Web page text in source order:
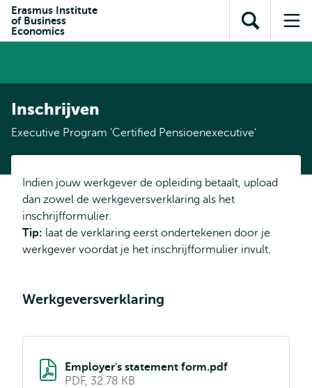
inhoud
Direct naar
subnavigatie
Erasmus Institute
of Business
Economics
Toon
zoekveld
Inschrijven
Executive Program 'Certified Pensioenexecutive'
Indien jouw werkgever de opleiding betaalt, upload
dan zowel de werkgeversverklaring als het
inschrijfformulier.
Tip: laat de verklaring eerst ondertekenen door je
werkgever voordat je het inschrijfformulier invult.
Werkgeversverklaring
Employer's statement form.pdf
PDF, 32.78 KB